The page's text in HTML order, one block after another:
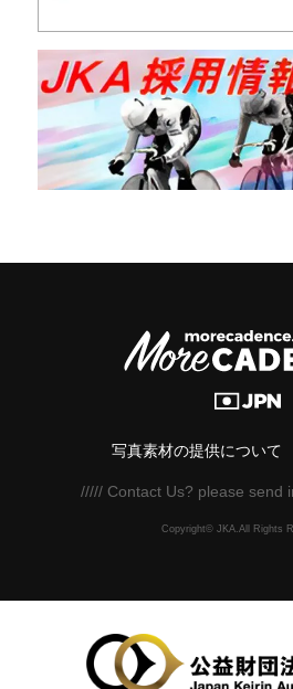
写真素材の提供について
///// Contact Us? please send
Copyright© JKA.All Rights